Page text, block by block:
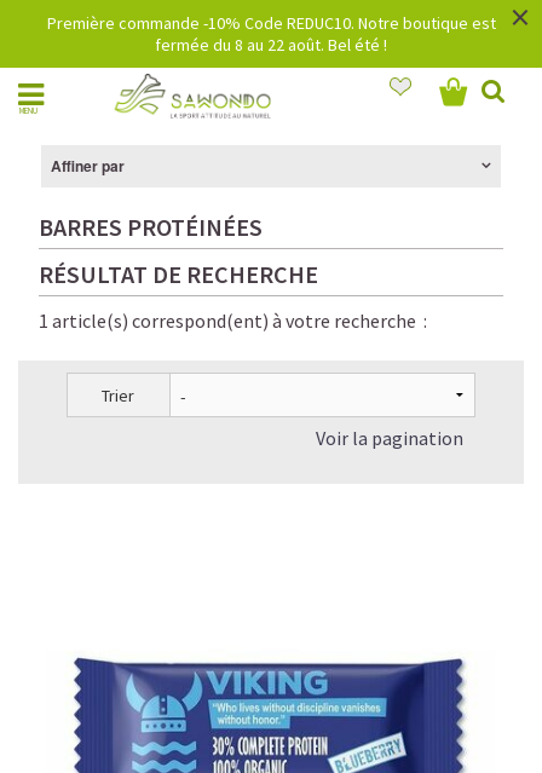
Première commande -10% Code REDUC10. Notre boutique est
fermée du 8 au 22 août. Bel été !
×
MENU
Affiner par
BARRES PROTÉINÉES
RÉSULTAT DE RECHERCHE
1 article(s) correspond(ent) à votre recherche :
Trier
Voir la pagination